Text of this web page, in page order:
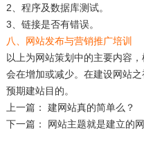
2、程序及数据库测试。
3、链接是否有错误。
八、网站发布与营销推广培训
以上为网站策划中的主要内容
会在增加或减少。在建设网站
预期建站目的。
上一篇：
建网站真的简单么？
下一篇：
网站主题就是建立的